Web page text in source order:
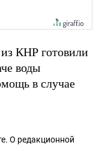
из КНР готовили
воды
в случае
О редакционной